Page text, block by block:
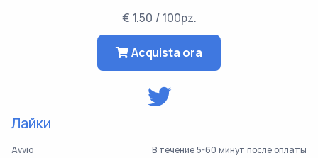
€ 1.50 / 100pz.
Acquista ora
Лайки
Avvio
В течение 5-60 минут после оплаты